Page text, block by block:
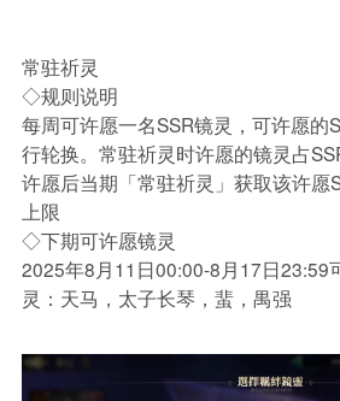
常驻祈灵
◇规则说明
每周可许愿一名SSR镜灵，可许愿的
行轮换。常驻祈灵时许愿的镜灵占
许愿后当期「常驻祈灵」获取该许愿
上限
◇下期可许愿镜灵
2025年8月11日00:00-8月17日23:59
灵：天马，太子长琴，蜚，禺强